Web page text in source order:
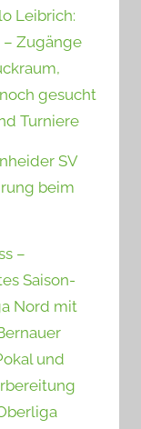
Leibrich:
– Zugänge
gesucht
Turniere
SV
beim
–
Saison-
Nord mit
und